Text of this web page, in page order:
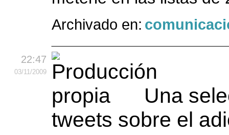
Archivado en:
22:47
03/11/2009
Una
tweets sobre el